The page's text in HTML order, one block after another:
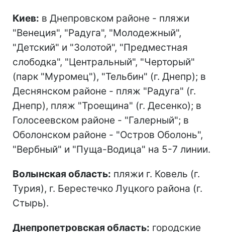
Киев: в Днепровском районе - пляжи
"Венеция", "Радуга", "Молодежный",
"Детский" и "Золотой", "Предместная
слободка", "Центральный", "Черторый"
(парк "Муромец"), "Тельбин" (г. Днепр); в
Деснянском районе - пляж "Радуга" (г.
Днепр), пляж "Троещина" (г. Десенко); в
Голосеевском районе - "Галерный"; в
Оболонском районе - "Остров Оболонь",
"Вербный" и "Пуща-Водица" на 5-7 линии.
Волынская область: пляжи г. Ковель (г.
Турия), г. Берестечко Луцкого района (г.
Стырь).
Днепропетровская область: городские